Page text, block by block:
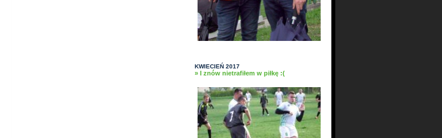
KWIECIEŃ 2017
» I znów nietrafiłem w piłkę :(